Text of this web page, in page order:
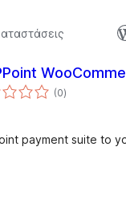
(0αξιολογήσεις
σύνολο
)
payment suite to